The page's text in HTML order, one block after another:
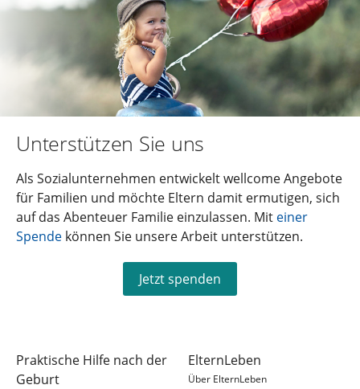
Unterstützen Sie uns
Als Sozialunternehmen entwickelt wellcome Angebote
für Familien und möchte Eltern damit ermutigen, sich
auf das Abenteuer Familie einzulassen. Mit einer
Spende können Sie unsere Arbeit unterstützen.
Jetzt spenden
Praktische Hilfe nach der
Geburt
ElternLeben
Über ElternLeben